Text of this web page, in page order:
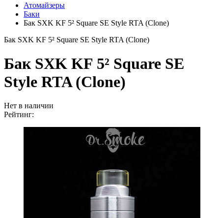
Атомайзеры
Баки
Бак SXK KF 5² Square SE Style RTA (Clone)
Бак SXK KF 5² Square SE Style RTA (Clone)
Бак SXK KF 5² Square SE
Style RTA (Clone)
Нет в наличии
Рейтинг: